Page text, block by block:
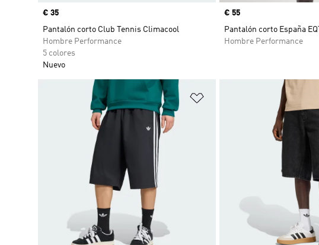
Precio
€ 35
Pantalón corto Club Tennis Climacool
Hombre Performance
5 colores
Nuevo
Precio
€ 55
Pantalón corto España EQT
Hombre Performance
Añadir a la lista de deseos